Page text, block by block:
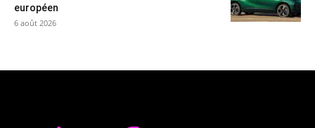
européen
6 août 2026